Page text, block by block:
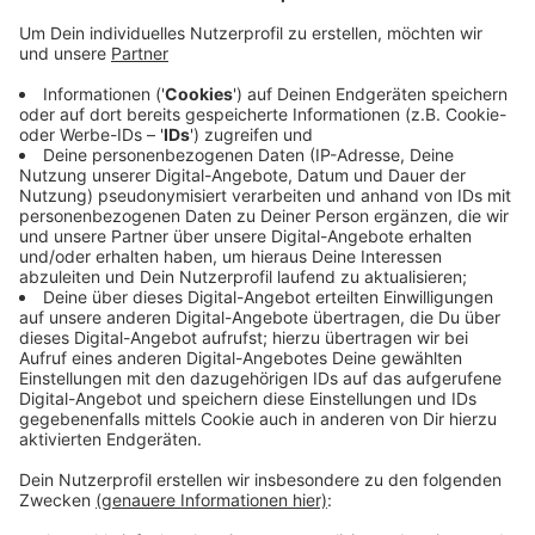
Straßenlaternen samt Lichtröhren. Die Stadt wundert
sich, die Laternen sind 30 Jahre alt und haben keinen
Wert mehr. Sie habe sie lediglich gelagert, um kaputte
Laternen im Notfall schnell auszutauschen. Derzeit
tauscht die Stadt die alten Straßenlaternen gegen
neue, sparsame LED-Leuchten aus. Die Stadt hat eine
Anzeige bei der Polizei erstattet. Diese ermittelt und
hofft auf Hinweise. Der Abtransport muss auffällig
gewesen sein, die Diebe sind dazu möglicherweise mit
einem Lastwagen vorgefahren.
Anzeige